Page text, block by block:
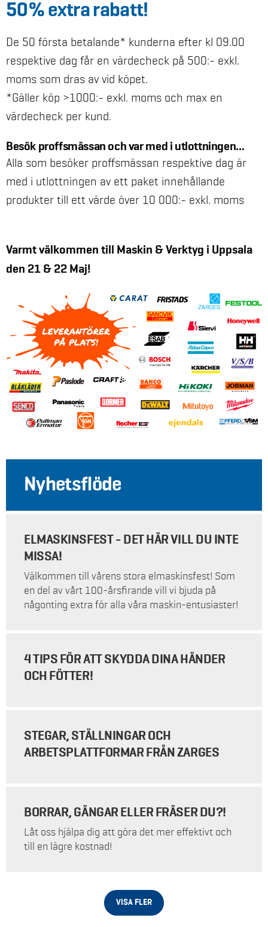
50% extra rabatt!
De 50 första betalande* kunderna efter kl 09.00
respektive dag får en värdecheck på 500:- exkl.
moms som dras av vid köpet.
*Gäller köp >1000:- exkl. moms och max en
värdecheck per kund.
Besök proffsmässan och var med i utlottningen…
Alla som besöker proffsmässan respektive dag är
med i utlottningen av ett paket innehållande
produkter till ett värde över 10 000:- exkl. moms
Varmt välkommen till Maskin & Verktyg i Uppsala
den 21 & 22 Maj!
Nyhetsflöde
ELMASKINSFEST - DET HÄR VILL DU INTE
MISSA!
Välkommen till vårens stora elmaskinsfest! Som
en del av vårt 100-årsfirande vill vi bjuda på
någonting extra för alla våra maskin-entusiaster!
4 TIPS FÖR ATT SKYDDA DINA HÄNDER
OCH FÖTTER!
STEGAR, STÄLLNINGAR OCH
ARBETSPLATTFORMAR FRÅN ZARGES
BORRAR, GÄNGAR ELLER FRÄSER DU?!
Låt oss hjälpa dig att göra det mer effektivt och
till en lägre kostnad!
VISA FLER